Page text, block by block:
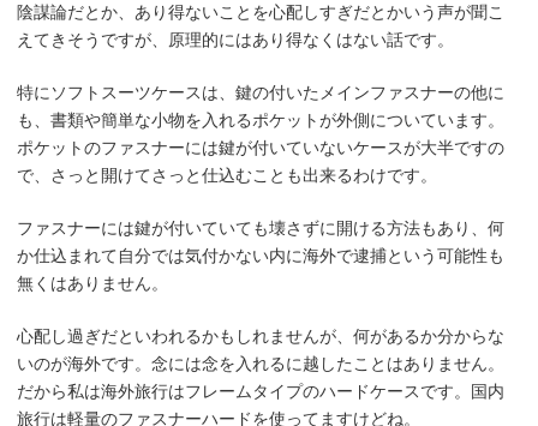
陰謀論だとか、あり得ないことを心配しすぎだとかいう声が聞こ
えてきそうですが、原理的にはあり得なくはない話です。
特にソフトスーツケースは、鍵の付いたメインファスナーの他に
も、書類や簡単な小物を入れるポケットが外側についています。
ポケットのファスナーには鍵が付いていないケースが大半ですの
で、さっと開けてさっと仕込むことも出来るわけです。
ファスナーには鍵が付いていても壊さずに開ける方法もあり、何
か仕込まれて自分では気付かない内に海外で逮捕という可能性も
無くはありません。
心配し過ぎだといわれるかもしれませんが、何があるか分からな
いのが海外です。念には念を入れるに越したことはありません。
だから私は海外旅行はフレームタイプのハードケースです。国内
旅行は軽量のファスナーハードを使ってますけどね。